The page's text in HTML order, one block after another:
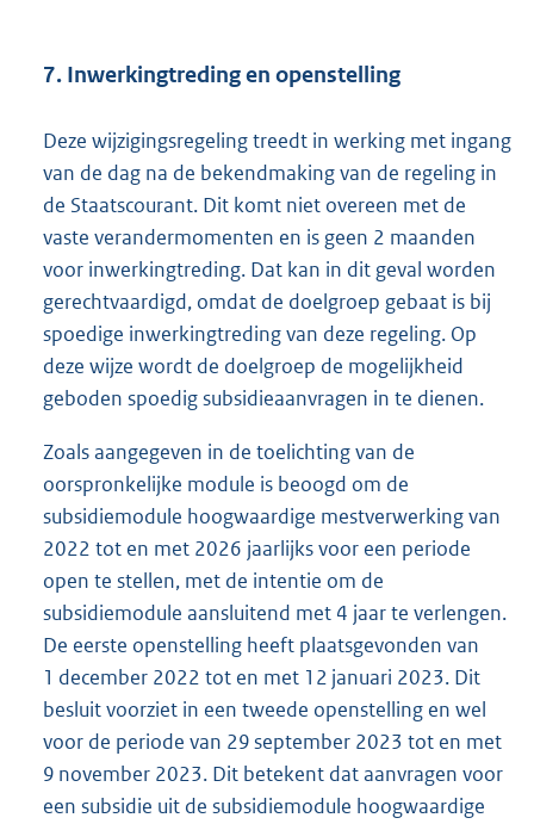
7. Inwerkingtreding en openstelling
Deze wijzigingsregeling treedt in werking met ingang
van de dag na de bekendmaking van de regeling in
de Staatscourant. Dit komt niet overeen met de
vaste verandermomenten en is geen 2 maanden
voor inwerkingtreding. Dat kan in dit geval worden
gerechtvaardigd, omdat de doelgroep gebaat is bij
spoedige inwerkingtreding van deze regeling. Op
deze wijze wordt de doelgroep de mogelijkheid
geboden spoedig subsidieaanvragen in te dienen.
Zoals aangegeven in de toelichting van de
oorspronkelijke module is beoogd om de
subsidiemodule hoogwaardige mestverwerking van
2022 tot en met 2026 jaarlijks voor een periode
open te stellen, met de intentie om de
subsidiemodule aansluitend met 4 jaar te verlengen.
De eerste openstelling heeft plaatsgevonden van
1 december 2022 tot en met 12 januari 2023. Dit
besluit voorziet in een tweede openstelling en wel
voor de periode van 29 september 2023 tot en met
9 november 2023. Dit betekent dat aanvragen voor
een subsidie uit de subsidiemodule hoogwaardige